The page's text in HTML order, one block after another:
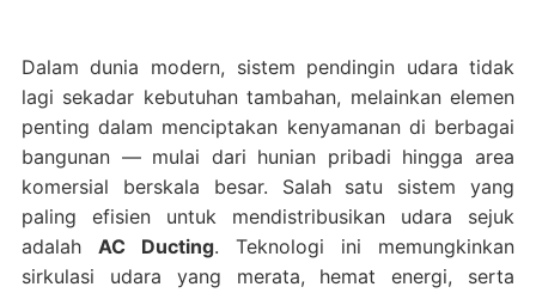
Dalam dunia modern, sistem pendingin udara tidak
lagi sekadar kebutuhan tambahan, melainkan elemen
penting dalam menciptakan kenyamanan di berbagai
bangunan — mulai dari hunian pribadi hingga area
komersial berskala besar. Salah satu sistem yang
paling efisien untuk mendistribusikan udara sejuk
adalah AC Ducting. Teknologi ini memungkinkan
sirkulasi udara yang merata, hemat energi, serta